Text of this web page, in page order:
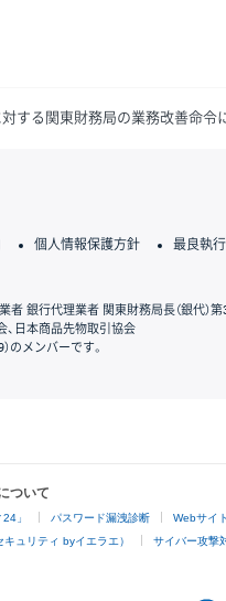
する関東財務局の業務改善命令
個人情報保護方針 最良執
者 銀行代理業者 関東財務局長（銀代）
、日本商品先物取引協会
のメンバーです。
ついて
」 パスワード漏洩診断 Webサイ
ュリティ byイエラエ） サイバー攻撃